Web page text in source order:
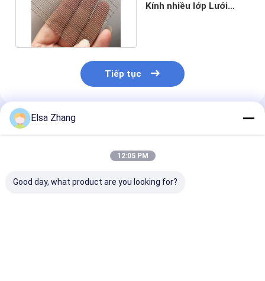
Kính nhiều lớp Lưới
Tiếp tục
Sản Phẩm Khuyến Cáo
Elsa Zhang
12:05 PM
Good day, what product are you looking for?